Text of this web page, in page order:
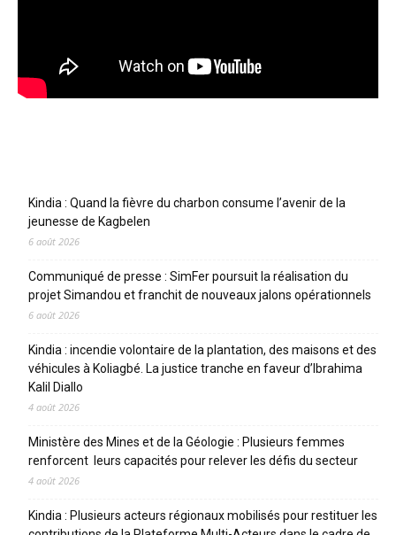
Kindia : Quand la fièvre du charbon consume l’avenir de la
jeunesse de Kagbelen
6 août 2026
Communiqué de presse : SimFer poursuit la réalisation du
projet Simandou et franchit de nouveaux jalons opérationnels
6 août 2026
Kindia : incendie volontaire de la plantation, des maisons et des
véhicules à Koliagbé. La justice tranche en faveur d’Ibrahima
Kalil Diallo
4 août 2026
Ministère des Mines et de la Géologie : Plusieurs femmes
renforcent leurs capacités pour relever les défis du secteur
4 août 2026
Kindia : Plusieurs acteurs régionaux mobilisés pour restituer les